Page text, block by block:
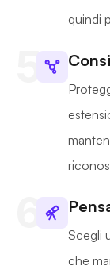
quindi
Scegli
che